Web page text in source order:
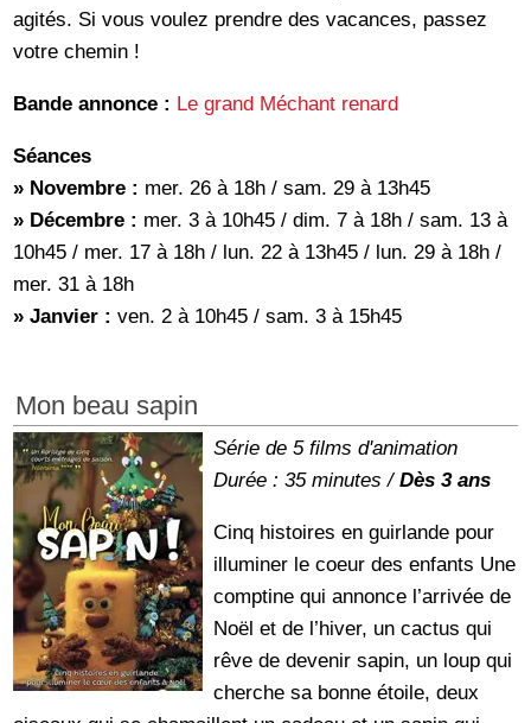
agités. Si vous voulez prendre des vacances, passez
votre chemin !
Bande annonce : Le grand Méchant renard
Séances
» Novembre : mer. 26 à 18h / sam. 29 à 13h45
» Décembre : mer. 3 à 10h45 / dim. 7 à 18h / sam. 13 à
10h45 / mer. 17 à 18h / lun. 22 à 13h45 / lun. 29 à 18h /
mer. 31 à 18h
» Janvier :ven. 2 à 10h45 / sam. 3 à 15h45
Mon beau sapin
Série de 5 films d'animation
Durée : 35 minutes / Dès 3 ans
Cinq histoires en guirlande pour
illuminer le coeur des enfants Une
comptine qui annonce l’arrivée de
Noël et de l’hiver, un cactus qui
rêve de devenir sapin, un loup qui
cherche sa bonne étoile, deux